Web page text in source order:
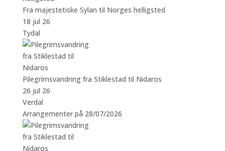
Fra majestetiske Sylan til Norges helligsted
18 jul 26
Tydal
Pilegrimsvandring fra Stiklestad til Nidaros
26 jul 26
Verdal
Arrangementer på 28/07/2026